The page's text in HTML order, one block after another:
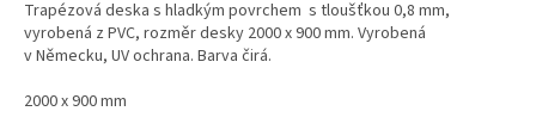
Trapézová deska s hladkým povrchem s tloušťkou 0,8 mm,
vyrobená z PVC, rozměr desky 2000 x 900 mm. Vyrobená
v Německu, UV ochrana. Barva čirá.
2000 x 900 mm